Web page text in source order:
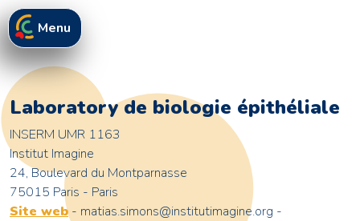
Menu
Laboratory de biologie épithéliale
INSERM UMR 1163
Institut Imagine
24, Boulevard du Montparnasse
75015 Paris - Paris
Site web- matias.simons@institutimagine.org -